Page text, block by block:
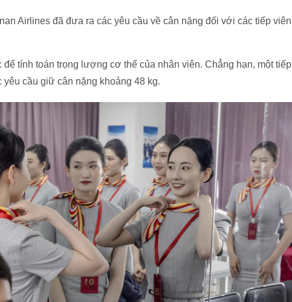
Airlines đã đưa ra các yêu cầu về cân nặng đối với các tiếp viên
tính toán trọng lượng cơ thể của nhân viên. Chẳng hạn, một tiếp
cầu giữ cân nặng khoảng 48 kg.